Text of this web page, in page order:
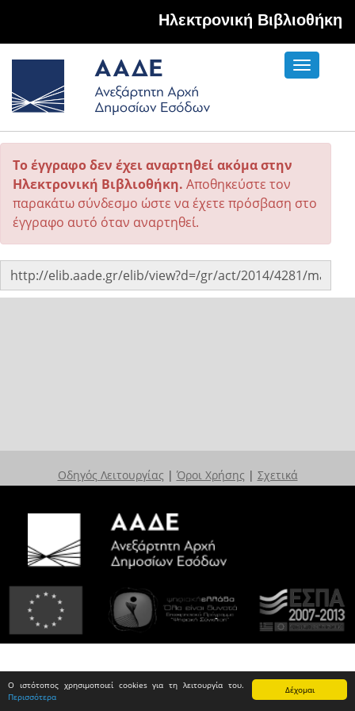
Δέχομαι
Ο ιστότοπος χρησιμοποιεί cookies για τη λειτουργία του.
Περισσότερα
Hλεκτρονική Βιβλιοθήκη
Toggle
Το έγγραφο δεν έχει αναρτηθεί ακόμα στην
Ηλεκτρονική Βιβλιοθήκη. Αποθηκεύστε τον
παρακάτω σύνδεσμο ώστε να έχετε πρόσβαση στο
έγγραφο αυτό όταν αναρτηθεί.
Οδηγός Λειτουργίας | Όροι Χρήσης | Σχετικά